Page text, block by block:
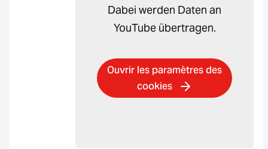
Dabei werden Daten an
YouTube übertragen.
Ouvrir les paramètres des
cookies